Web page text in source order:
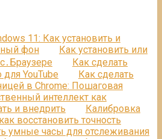
11: Как установить и
фон
Как установить или
Как сделать
YouTube
Как сделать
в Chrome: Пошаговая
интеллект как
и внедрить
Калибровка
восстановить точность
умные часы для отслеживания